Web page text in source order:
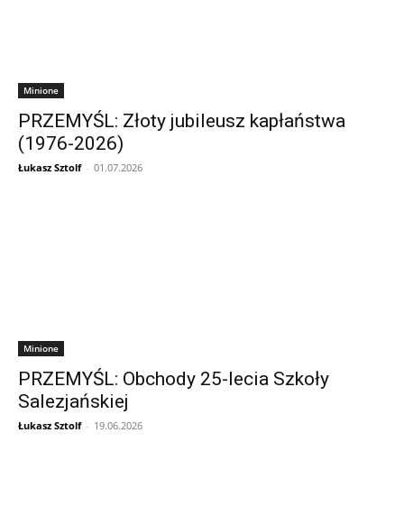
Minione
PRZEMYŚL: Złoty jubileusz kapłaństwa
(1976-2026)
Łukasz Sztolf - 01.07.2026
Minione
PRZEMYŚL: Obchody 25-lecia Szkoły
Salezjańskiej
Łukasz Sztolf - 19.06.2026